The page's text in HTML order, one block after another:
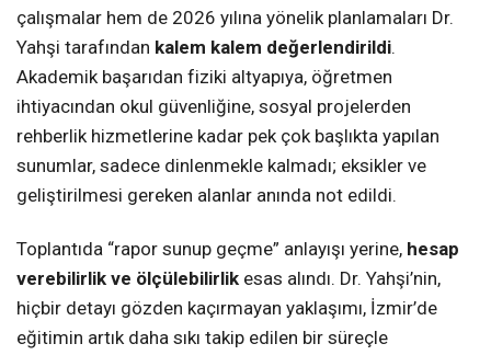
çalışmalar hem de 2026 yılına yönelik planlamaları Dr.
Yahşi tarafından kalem kalem değerlendirildi.
Akademik başarıdan fiziki altyapıya, öğretmen
ihtiyacından okul güvenliğine, sosyal projelerden
rehberlik hizmetlerine kadar pek çok başlıkta yapılan
sunumlar, sadece dinlenmekle kalmadı; eksikler ve
geliştirilmesi gereken alanlar anında not edildi.
Toplantıda “rapor sunup geçme” anlayışı yerine, hesap
verebilirlik ve ölçülebilirlik esas alındı. Dr. Yahşi’nin,
hiçbir detayı gözden kaçırmayan yaklaşımı, İzmir’de
eğitimin artık daha sıkı takip edilen bir süreçle